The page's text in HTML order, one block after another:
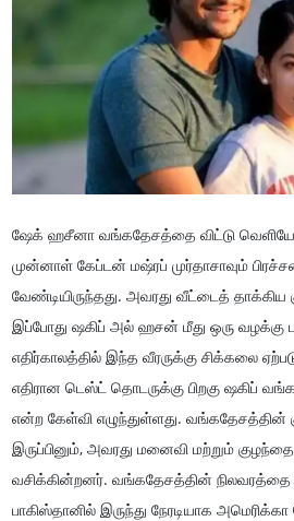
ஷேக் ஹசீனா வங்கதேசத்தை விட்டு
முன்னாள் கேப்டன் மஷ்ரப் முர்தாசாவும்
வேண்டியிருந்தது. அவரது வீட்டைத் தாக்கிய
இப்போது ஷகிப் அல் ஹசன் மீது ஒரு வழக்கு
எதிர்காலத்தில் இந்த வீரருக்கு சிக்கலை
எதிரான டெஸ்ட் தொடருக்கு பிறகு ஷகிப்
என்ற கேள்வி எழுந்துள்ளது. வங்கதேசத்தின்
இருப்பினும், அவரது மனைவி மற்றும்
வசிக்கின்றனர். வங்கதேசத்தின் நிலவரத்தை
பாகிஸ்தானில் இருந்து நேரடியாக